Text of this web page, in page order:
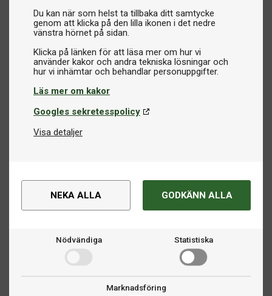
Du kan när som helst ta tillbaka ditt samtycke
genom att klicka på den lilla ikonen i det nedre
vänstra hörnet på sidan.
Klicka på länken för att läsa mer om hur vi
använder kakor och andra tekniska lösningar och
Läs mer om kakor
Googles sekretesspolicy
Visa detaljer
NEKA ALLA GODKÄNN ALLA
Nödvändiga Statistiska
Marknadsföring